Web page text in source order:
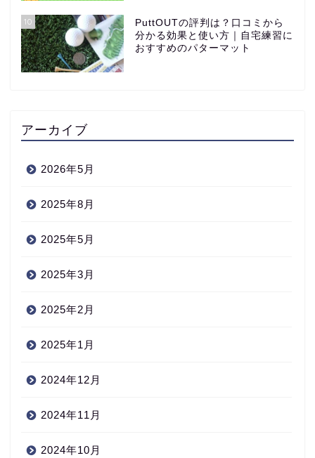
10
PuttOUTの評判は？口コミから
分かる効果と使い方｜自宅練習に
おすすめのパターマット
アーカイブ
2026年5月
2025年8月
2025年5月
2025年3月
2025年2月
2025年1月
2024年12月
2024年11月
2024年10月